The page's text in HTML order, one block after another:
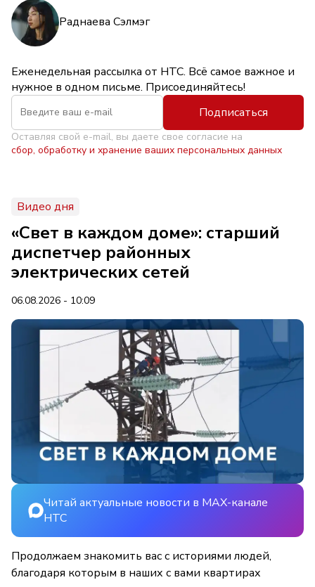
Раднаева Сэлмэг
Еженедельная рассылка от НТС. Всё самое важное и
нужное в одном письме. Присоединяйтесь!
Подписаться
Оставляя свой e-mail, вы даете свое согласие на
сбор, обработку и хранение ваших персональных данных
Видео дня
«Свет в каждом доме»: старший
диспетчер районных
электрических сетей
06.08.2026 - 10:09
Читай актуальные новости в MAX-канале
НТС
Продолжаем знакомить вас с историями людей,
благодаря которым в наших с вами квартирах